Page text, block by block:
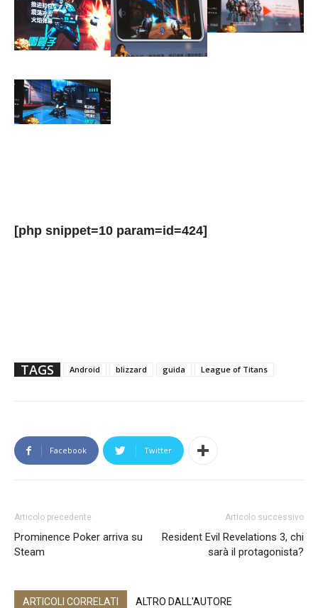
[php snippet=10 param=id=424]
TAGS Android blizzard guida League of Titans
Facebook Twitter
Articolo precedente
Prominence Poker arriva su
Steam
Articolo successivo
Resident Evil Revelations 3, chi
sarà il protagonista?
ARTICOLI CORRELATI ALTRO DALL'AUTORE